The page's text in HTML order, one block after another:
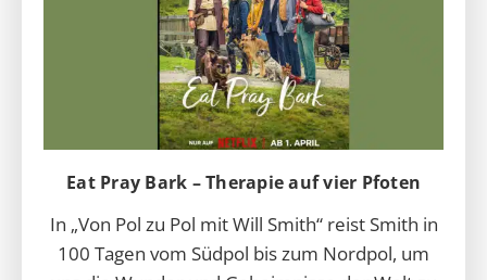
Eat Pray Bark – Therapie auf vier Pfoten
In „Von Pol zu Pol mit Will Smith“ reist Smith in
100 Tagen vom Südpol bis zum Nordpol, um